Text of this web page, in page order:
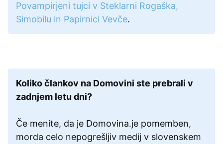
Povampirjeni tujci v Steklarni Rogaška,
Simobilu in Papirnici Vevče.
Koliko člankov na Domovini ste prebrali v
zadnjem letu dni?
Če menite, da je Domovina.je pomemben,
morda celo nepogrešljiv medij v slovenskem